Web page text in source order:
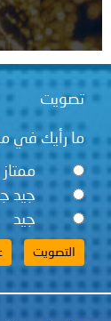
تصويت
ما رأيك في
ممتاز
جيد
جيد